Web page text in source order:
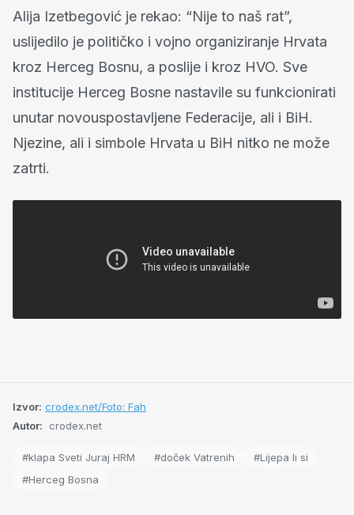
Alija Izetbegović je rekao: “Nije to naš rat”,
uslijedilo je političko i vojno organiziranje Hrvata
kroz Herceg Bosnu, a poslije i kroz HVO. Sve
institucije Herceg Bosne nastavile su funkcionirati
unutar novouspostavljene Federacije, ali i BiH.
Njezine, ali i simbole Hrvata u BiH nitko ne može
zatrti.
Izvor: crodex.net/Foto: Fah
Autor:
crodex.net
#klapa Sveti Juraj HRM #doček Vatrenih
#Lijepa li si
#Herceg Bosna